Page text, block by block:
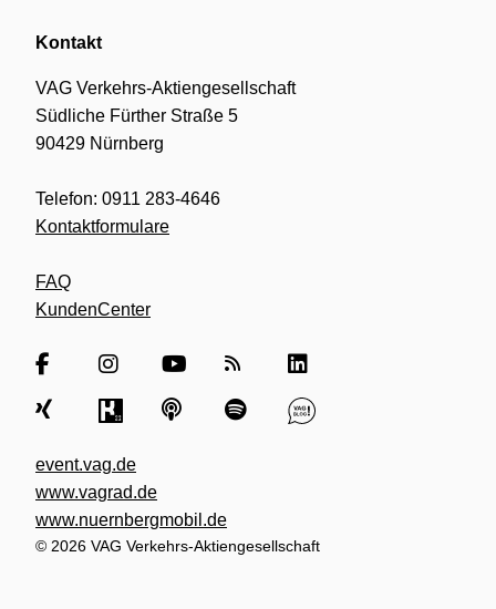
Kontakt
VAG Verkehrs-Aktiengesellschaft
Südliche Fürther Straße 5
90429 Nürnberg
Telefon: 0911 283-4646
Kontaktformulare
FAQ
KundenCenter
event.vag.de
www.vagrad.de
www.nuernbergmobil.de
© 2026 VAG Verkehrs-Aktiengesellschaft